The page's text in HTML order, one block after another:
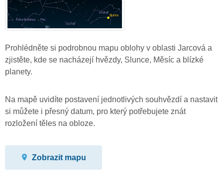
Prohlédněte si podrobnou mapu oblohy v oblasti Jarcová a
zjistěte, kde se nacházejí hvězdy, Slunce, Měsíc a blízké
planety.
Na mapě uvidíte postavení jednotlivých souhvězdí a nastavit
si můžete i přesný datum, pro který potřebujete znát
rozložení těles na obloze.
Zobrazit mapu